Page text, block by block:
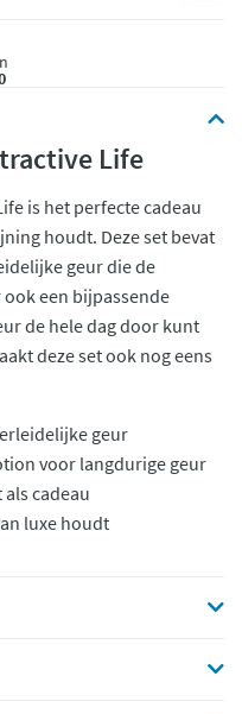
Life
is het perfecte cadeau
houdt. Deze set bevat
geur die de
een bijpassende
de hele dag door kunt
deze set ook nog eens
geur
voor langdurige geur
cadeau
luxe houdt